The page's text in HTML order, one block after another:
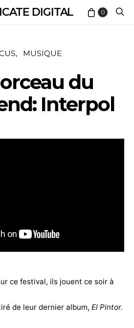
DIGITAL 0
MUSIQUE
du
Interpol
ce festival, ils jouent ce soir à
de leur dernier album, El Pintor.